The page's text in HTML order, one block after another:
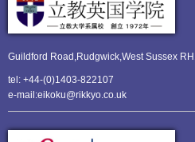
Guildford Road,Rudgwick,West Sussex
tel: +44-(0)1403-822107
e-mail:eikoku@rikkyo.co.uk